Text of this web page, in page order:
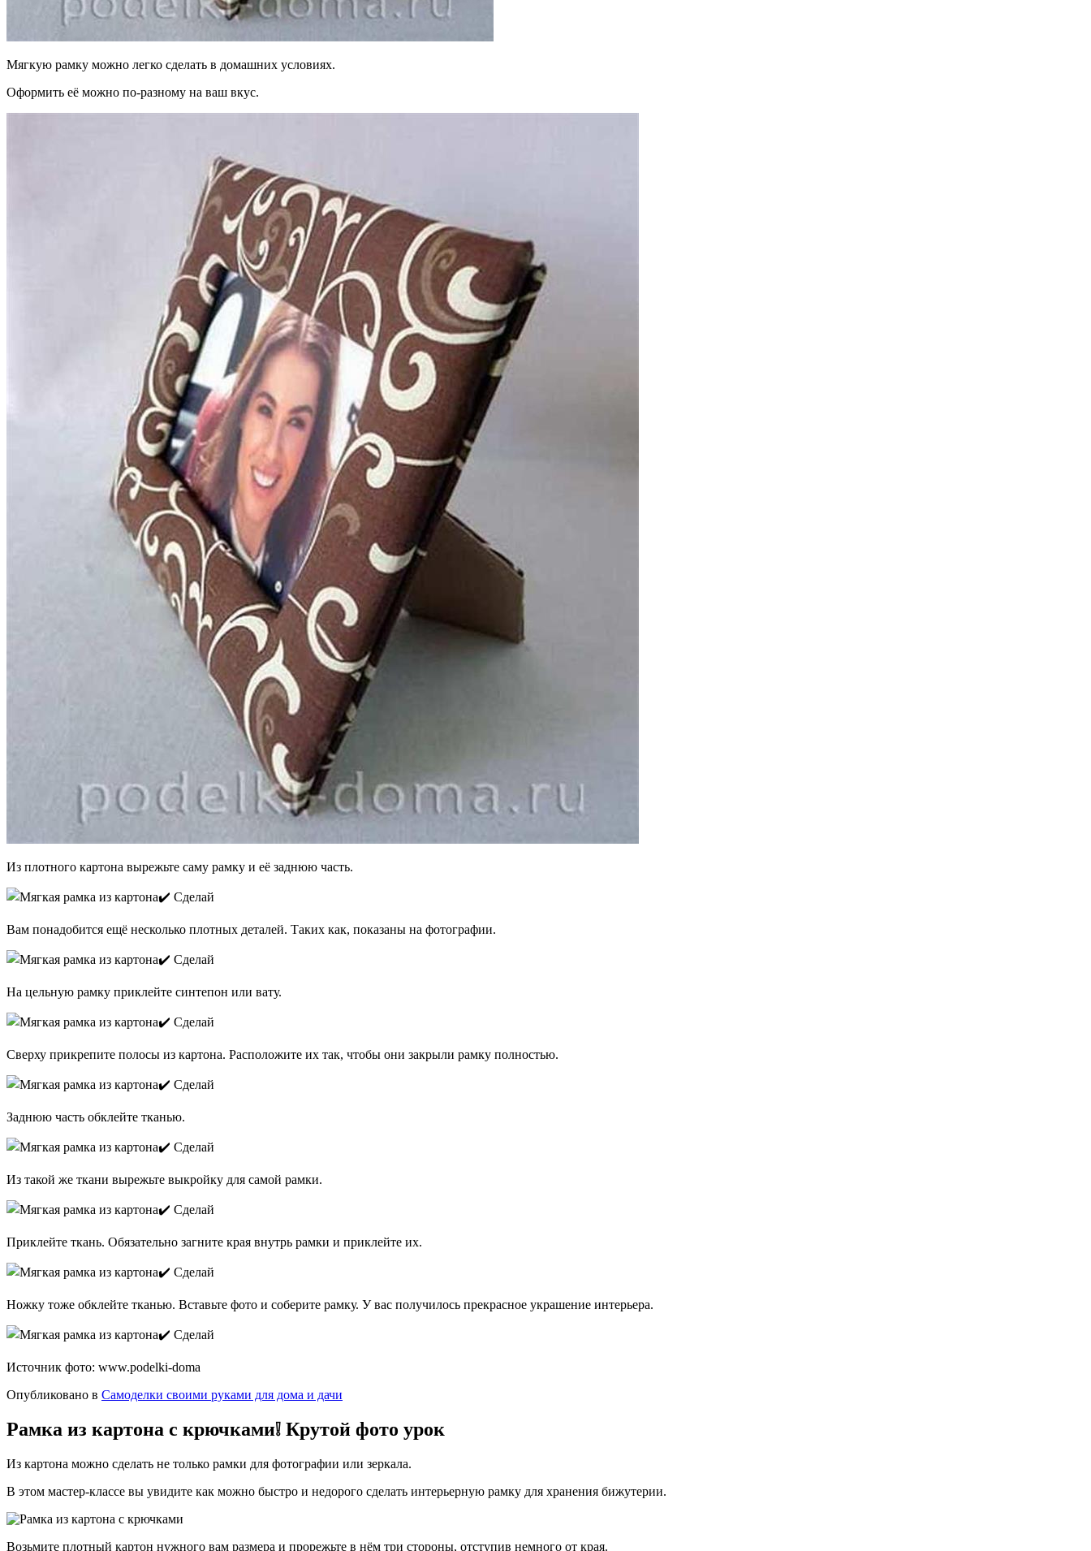
Мягкую рамку можно легко сделать в домашних условиях.
Оформить её можно по-разному на ваш вкус.
Из плотного картона вырежьте саму рамку и её заднюю часть.
Вам понадобится ещё несколько плотных деталей. Таких как, показаны на фотографии.
На цельную рамку приклейте синтепон или вату.
Сверху прикрепите полосы из картона. Расположите их так, чтобы они закрыли рамку полностью.
Заднюю часть обклейте тканью.
Из такой же ткани вырежьте выкройку для самой рамки.
Приклейте ткань. Обязательно загните края внутрь рамки и приклейте их.
Ножку тоже обклейте тканью. Вставьте фото и соберите рамку. У вас получилось прекрасное украшение интерьера.
Источник фото: www.podelki-doma
Опубликовано в Самоделки своими руками для дома и дачи
Рамка из картона с крючками❕ Крутой фото урок
Из картона можно сделать не только рамки для фотографии или зеркала.
В этом мастер-классе вы увидите как можно быстро и недорого сделать интерьерную рамку для хранения бижутерии.
Возьмите плотный картон нужного вам размера и прорежьте в нём три стороны, отступив немного от края.